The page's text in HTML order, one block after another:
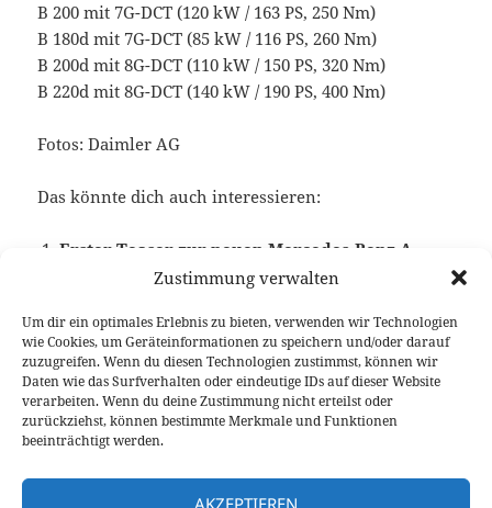
Zustimmung verwalten
Um dir ein optimales Erlebnis zu bieten, verwenden wir Technologien
wie Cookies, um Geräteinformationen zu speichern und/oder darauf
zuzugreifen. Wenn du diesen Technologien zustimmst, können wir
Daten wie das Surfverhalten oder eindeutige IDs auf dieser Website
verarbeiten. Wenn du deine Zustimmung nicht erteilst oder
zurückziehst, können bestimmte Merkmale und Funktionen
beeinträchtigt werden.
AKZEPTIEREN
B 200 mit 7G-DCT (120 kW / 163 PS, 250 Nm)
B 180d mit 7G-DCT (85 kW / 116 PS, 260 Nm)
B 200d mit 8G-DCT (110 kW / 150 PS, 320 Nm)
B 220d mit 8G-DCT (140 kW / 190 PS, 400 Nm)
Fotos: Daimler AG
Das könnte dich auch interessieren:
Erster Teaser zur neuen Mercedes-Benz A-
Klasse W177
Veröffentlicht
am
2. Oktober 2018 Autor
Fabian Meßner Kategorien
News
Schlagwörter
Kompaktklasse,Mercedes-Benz
Beitragsnavigation
Vorheriger
Audi Q3 35 TDI quattro Test